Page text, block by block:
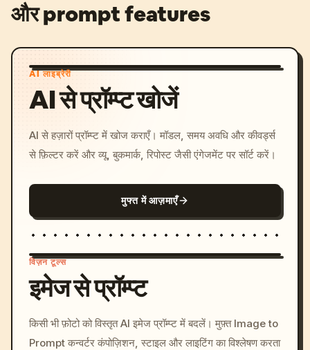
और prompt features
AI लाइब्रेरी
AI से प्रॉम्प्ट खोजें
AI से हज़ारों प्रॉम्प्ट में खोज कराएँ। मॉडल, समय अवधि और कीवर्ड्स
से फ़िल्टर करें और व्यू, बुकमार्क, रिपोस्ट जैसी एंगेजमेंट पर सॉर्ट करें।
मुफ्त में आज़माएँ
c, cyberpunk sunset, neon
colors, 8k --v 6.0
विज़न टूल्स
इमेज से प्रॉम्प्ट
किसी भी फ़ोटो को विस्तृत AI इमेज प्रॉम्प्ट में बदलें। मुफ़्त Image to
Prompt कन्वर्टर कंपोज़िशन, स्टाइल और लाइटिंग का विश्लेषण करता